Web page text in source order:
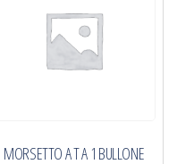
MORSETTO A T A 1 BULLONE